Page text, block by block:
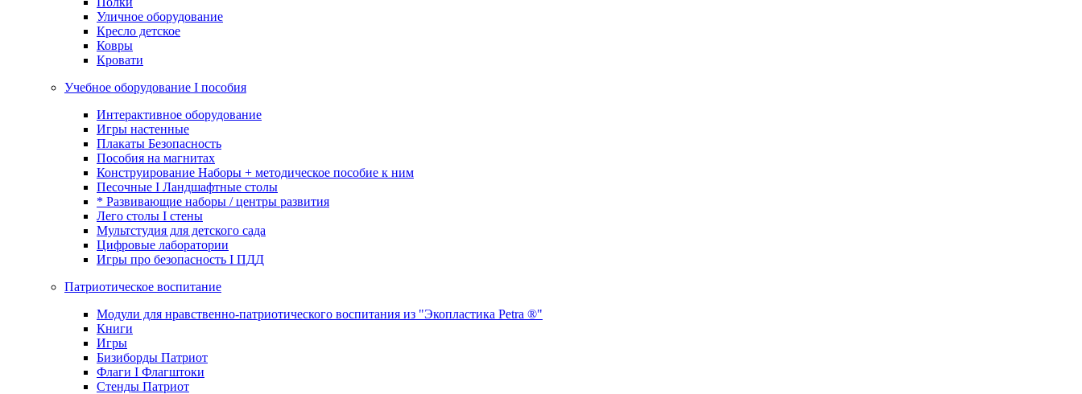
Уличное оборудование
Кресло детское
Ковры
Кровати
Учебное оборудование I пособия
Интерактивное оборудование
Игры настенные
Плакаты Безопасность
Пособия на магнитах
Конструирование Наборы + методическое пособие к ним
Песочные I Ландшафтные столы
* Развивающие наборы / центры развития
Лего столы I стены
Мультстудия для детского сада
Цифровые лаборатории
Игры про безопасность I ПДД
Патриотическое воспитание
Модули для нравственно-патриотического воспитания из "Экопластика Petra ®"
Книги
Игры
Бизиборды Патриот
Флаги I Флагштоки
Стенды Патриот